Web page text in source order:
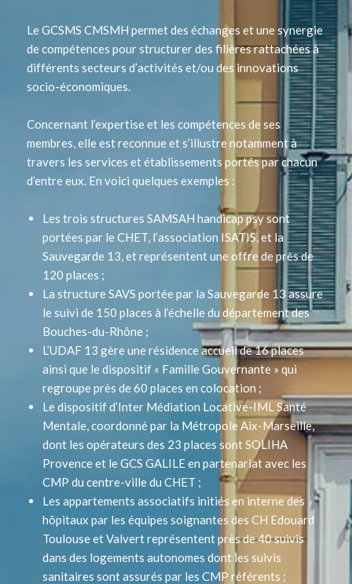
Le GCSMS CMSMH permet des échanges et une synergie
de compétences pour structurer des filières rattachées à
différents secteurs d’activités et/ou des innovations
socio-économiques.
Concernant l’expertise et les compétences de ses
membres, elle est reconnue et s’illustre notamment à
travers les services et établissements portés par chacun
d’entre eux. En voici quelques exemples :
Les trois structures SAMSAH handicap psy sont
portées par le CHET, l’association ISATIS, et la
Sauvegarde 13, et représentent une offre de près de
120 places ;
La structure SAVS portée par la Sauvegarde 13 assure
le suivi de 150 places à l’échelle du département des
Bouches-du-Rhône ;
L’UDAF 13 gère une résidence accueil de 16 places
ainsi que le dispositif « Famille Gouvernante » qui
regroupe près de 60 places en colocation ;
Le dispositif d’Inter Médiation Locative-IML Santé
Mentale, coordonné par la Métropole Aix-Marseille,
dont les opérateurs des 23 places sont SOLIHA
Provence et le GCS GALILE en partenariat avec les
CMP du centre-ville du CHET ;
Les appartements associatifs initiés en interne des
hôpitaux par les équipes soignantes des CH Edouard
Toulouse et Valvert représentent près de 40 suivis
dans des logements autonomes dont les suivis
sanitaires sont assurés par les CMP référents ;